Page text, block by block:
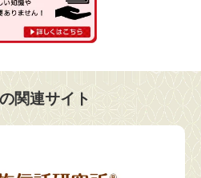
関連サイト